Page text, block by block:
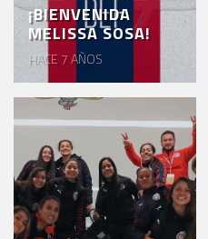
¡BIENVENIDA
MELISSA SOSA!
HACE 7 AÑOS